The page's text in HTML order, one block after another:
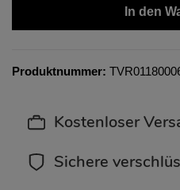
In den
Produktnummer:
Kostenloser
Sichere